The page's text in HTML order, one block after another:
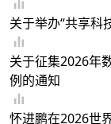
关于举办“共享科
关于征集2026年
例的通知
怀进鹏在2026世